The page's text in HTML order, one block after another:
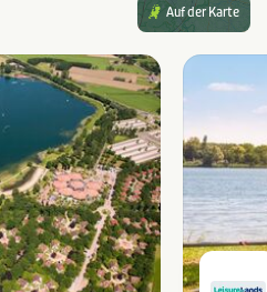
Auf der Karte